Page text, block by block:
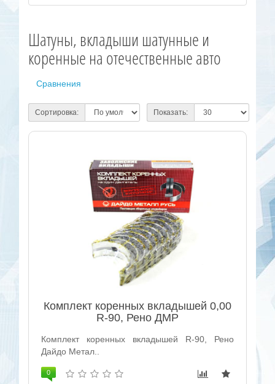
Шатуны, вкладыши шатунные и
коренные на отечественные авто
Сравнения
Сортировка: Показать:
Комплект коренных вкладышей 0,00
R-90, Рено ДМР
Комплект коренных вкладышей R-90, Рено
Дайдо Метал..
0